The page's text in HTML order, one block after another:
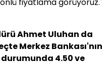
Ahmet Uluhan da
Merkez Bankası'nın
4.50 ve